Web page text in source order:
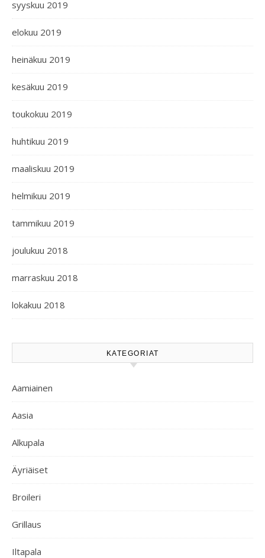
syyskuu 2019
elokuu 2019
heinäkuu 2019
kesäkuu 2019
toukokuu 2019
huhtikuu 2019
maaliskuu 2019
helmikuu 2019
tammikuu 2019
joulukuu 2018
marraskuu 2018
lokakuu 2018
KATEGORIAT
Aamiainen
Aasia
Alkupala
Äyriäiset
Broileri
Grillaus
Iltapala